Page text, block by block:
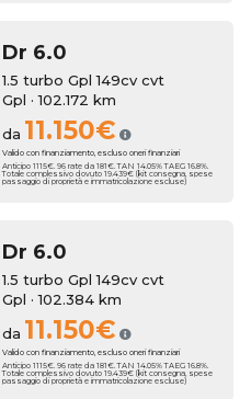
Dr 6.0
1.5 turbo Gpl 149cv cvt
Gpl · 102.172 km
da 11.150€
Valido con finanziamento, escluso oneri finanziari
Anticipo 1115€. 96 rate da 181€. TAN 14.05% TAEG 16.8%.
Totale complessivo dovuto 19.439€ (kit consegna, spese
passaggio di proprietà e immatricolazione escluse)
Dr 6.0
1.5 turbo Gpl 149cv cvt
Gpl · 102.384 km
da 11.150€
Valido con finanziamento, escluso oneri finanziari
Anticipo 1115€. 96 rate da 181€. TAN 14.05% TAEG 16.8%.
Totale complessivo dovuto 19.439€ (kit consegna, spese
passaggio di proprietà e immatricolazione escluse)